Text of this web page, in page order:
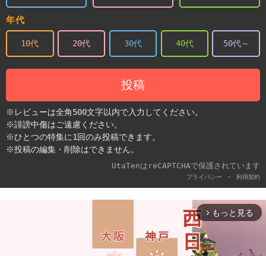
年代
10代 20代 30代 40代 50代～
投稿
※レビューは全角500文字以内で入力してください。
※誹謗中傷はご遠慮ください。
※ひとつの特集に1回のみ投稿できます。
※投稿の編集・削除はできません。
UtaTenはreCAPTCHAで保護されています
プライバシー - 利用契約
arrow_forward_ios もっと見る